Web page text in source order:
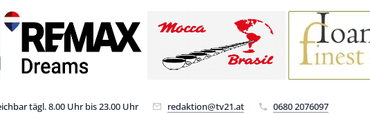
tägl. 8.00 Uhr bis 23.00 Uhr redaktion@tv21.at 0680 2076097